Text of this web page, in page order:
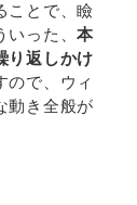
ことで、瞼
いった、本
り返しかけ
ので、ウィ
動き全般が